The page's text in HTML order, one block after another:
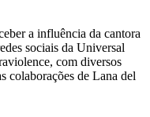
a influência da cantora
sociais da Universal
com diversos
colaborações de Lana del